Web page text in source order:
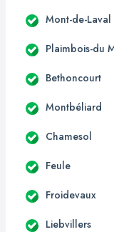
Mont-de-Laval
Plaimbois-du
Bethoncourt
Montbéliard
Chamesol
Feule
Froidevaux
Liebvillers